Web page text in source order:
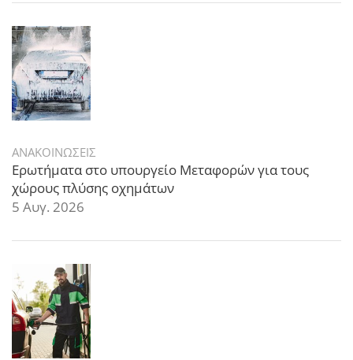
ΑΝΑΚΟΙΝΩΣΕΙΣ
Ερωτήματα στο υπουργείο Μεταφορών για τους
χώρους πλύσης οχημάτων
5 Αυγ. 2026